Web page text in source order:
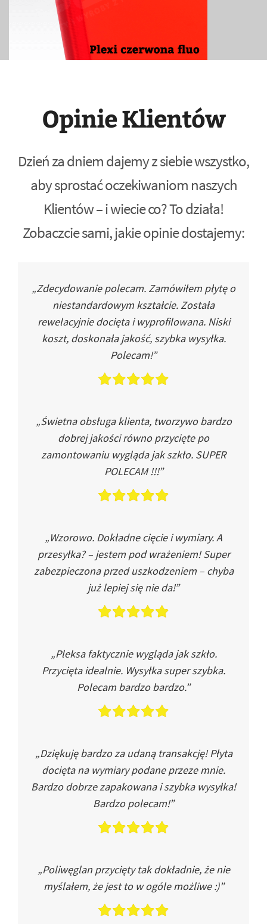
Opinie Klientów
Dzień za dniem dajemy z siebie wszystko,
aby sprostać oczekiwaniom naszych
Klientów – i wiecie co? To działa!
Zobaczcie sami, jakie opinie dostajemy:
„Zdecydowanie polecam. Zamówiłem płytę o
niestandardowym kształcie. Została
rewelacyjnie docięta i wyprofilowana. Niski
koszt, doskonała jakość, szybka wysyłka.
Polecam!”
„Świetna obsługa klienta, tworzywo bardzo
dobrej jakości równo przycięte po
zamontowaniu wygląda jak szkło. SUPER
POLECAM !!!”
„Wzorowo. Dokładne cięcie i wymiary. A
przesyłka? – jestem pod wrażeniem! Super
zabezpieczona przed uszkodzeniem – chyba
już lepiej się nie da!”
„Pleksa faktycznie wygląda jak szkło.
Przycięta idealnie. Wysyłka super szybka.
Polecam bardzo bardzo.”
„Dziękuję bardzo za udaną transakcję! Płyta
docięta na wymiary podane przeze mnie.
Bardzo dobrze zapakowana i szybka wysyłka!
Bardzo polecam!”
„Poliwęglan przycięty tak dokładnie, że nie
myślałem, że jest to w ogóle możliwe :)”